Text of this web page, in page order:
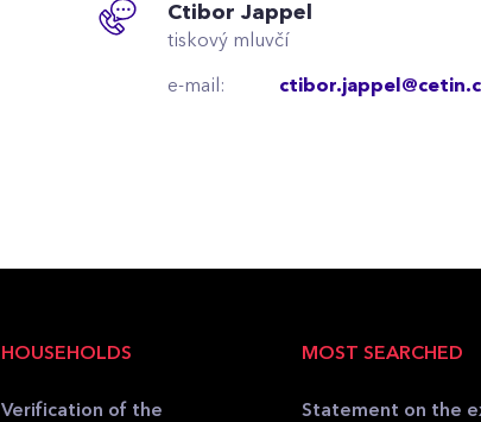
Ctibor Jappel
tiskový mluvčí
e-mail:
HOUSEHOLDS
Verification of the
MOST SEARCHED
Statement on the